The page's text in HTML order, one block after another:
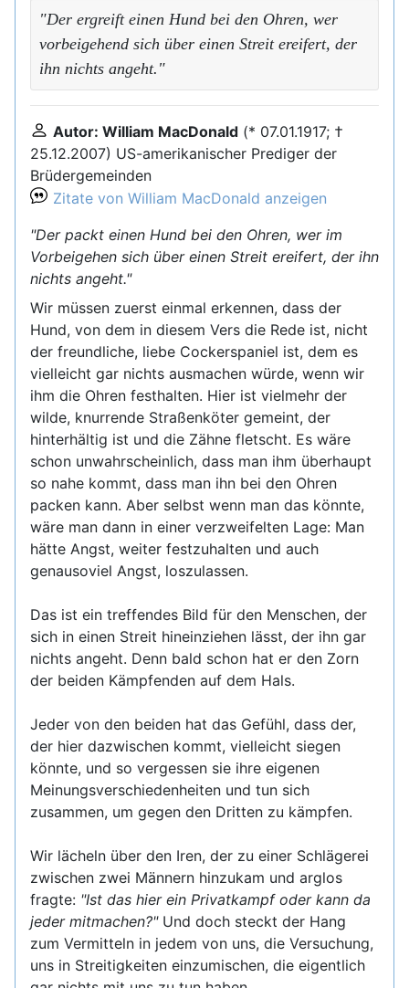
"Der ergreift einen Hund bei den Ohren, wer
vorbeigehend sich über einen Streit ereifert, der
ihn nichts angeht."
Autor: William MacDonald (* 07.01.1917; †
25.12.2007) US-amerikanischer Prediger der
Brüdergemeinden
Zitate von William MacDonald anzeigen
"Der packt einen Hund bei den Ohren, wer im
Vorbeigehen sich über einen Streit ereifert, der ihn
nichts angeht."
Wir müssen zuerst einmal erkennen, dass der
Hund, von dem in diesem Vers die Rede ist, nicht
der freundliche, liebe Cockerspaniel ist, dem es
vielleicht gar nichts ausmachen würde, wenn wir
ihm die Ohren festhalten. Hier ist vielmehr der
wilde, knurrende Straßenköter gemeint, der
hinterhältig ist und die Zähne fletscht. Es wäre
schon unwahrscheinlich, dass man ihm überhaupt
so nahe kommt, dass man ihn bei den Ohren
packen kann. Aber selbst wenn man das könnte,
wäre man dann in einer verzweifelten Lage: Man
hätte Angst, weiter festzuhalten und auch
genausoviel Angst, loszulassen.
Das ist ein treffendes Bild für den Menschen, der
sich in einen Streit hineinziehen lässt, der ihn gar
nichts angeht. Denn bald schon hat er den Zorn
der beiden Kämpfenden auf dem Hals.
Jeder von den beiden hat das Gefühl, dass der,
der hier dazwischen kommt, vielleicht siegen
könnte, und so vergessen sie ihre eigenen
Meinungsverschiedenheiten und tun sich
zusammen, um gegen den Dritten zu kämpfen.
Wir lächeln über den Iren, der zu einer Schlägerei
zwischen zwei Männern hinzukam und arglos
fragte: "Ist das hier ein Privatkampf oder kann da
jeder mitmachen?"Und doch steckt der Hang
zum Vermitteln in jedem von uns, die Versuchung,
uns in Streitigkeiten einzumischen, die eigentlich